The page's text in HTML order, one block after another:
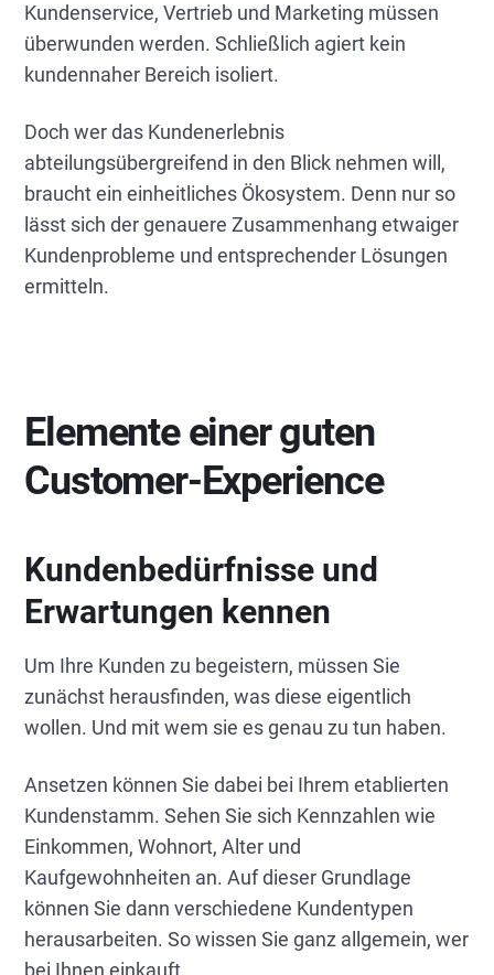
Kundenservice, Vertrieb und Marketing müssen
überwunden werden. Schließlich agiert kein
kundennaher Bereich isoliert.
Doch wer das Kundenerlebnis
abteilungsübergreifend in den Blick nehmen will,
braucht ein einheitliches Ökosystem. Denn nur so
lässt sich der genauere Zusammenhang etwaiger
Kundenprobleme und entsprechender Lösungen
ermitteln.
Elemente einer guten
Customer-Experience
Kundenbedürfnisse und
Erwartungen kennen
Um Ihre Kunden zu begeistern, müssen Sie
zunächst herausfinden, was diese eigentlich
wollen. Und mit wem sie es genau zu tun haben.
Ansetzen können Sie dabei bei Ihrem etablierten
Kundenstamm. Sehen Sie sich Kennzahlen wie
Einkommen, Wohnort, Alter und
Kaufgewohnheiten an. Auf dieser Grundlage
können Sie dann verschiedene Kundentypen
herausarbeiten. So wissen Sie ganz allgemein, wer
bei Ihnen einkauft.